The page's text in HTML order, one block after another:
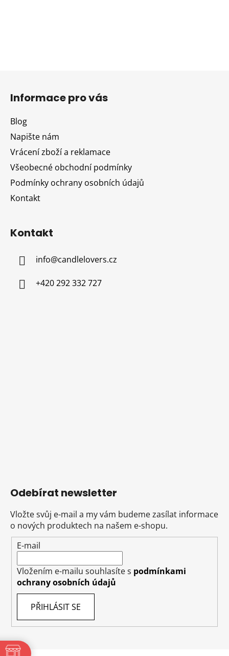
Informace pro vás
Blog
Napište nám
Vrácení zboží a reklamace
Všeobecné obchodní podmínky
Podmínky ochrany osobních údajů
Kontakt
Kontakt
info@candlelovers.cz
+420 292 332 727
Odebírat newsletter
Vložte svůj e-mail a my vám budeme zasílat informace
o nových produktech na našem e-shopu.
E-mail
Vložením e-mailu souhlasíte s podmínkami
ochrany osobních údajů
PŘIHLÁSIT SE